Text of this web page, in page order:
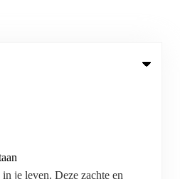
je leven. Deze zachte en